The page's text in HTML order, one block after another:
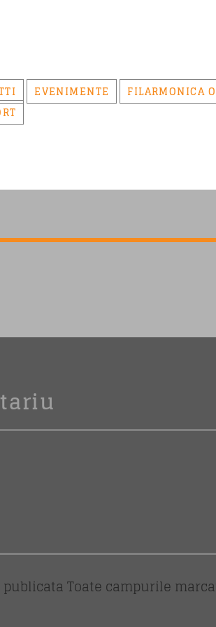
EVENIMENTE FILARMONICA
Toate campurile